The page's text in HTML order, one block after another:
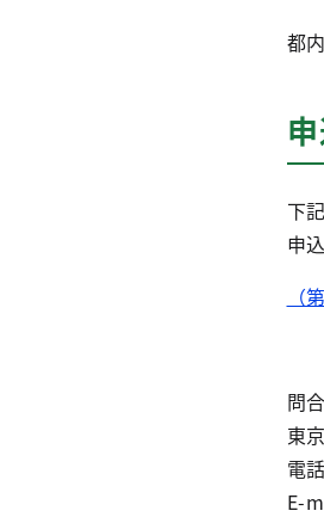
都
下
申
問
東
電
E-